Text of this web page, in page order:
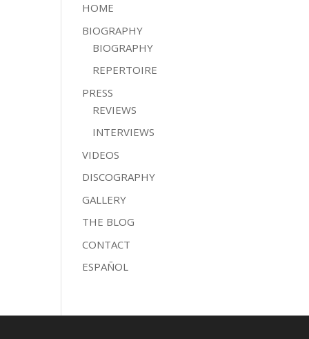
HOME
BIOGRAPHY
BIOGRAPHY
REPERTOIRE
PRESS
REVIEWS
INTERVIEWS
VIDEOS
DISCOGRAPHY
GALLERY
THE BLOG
CONTACT
ESPAÑOL